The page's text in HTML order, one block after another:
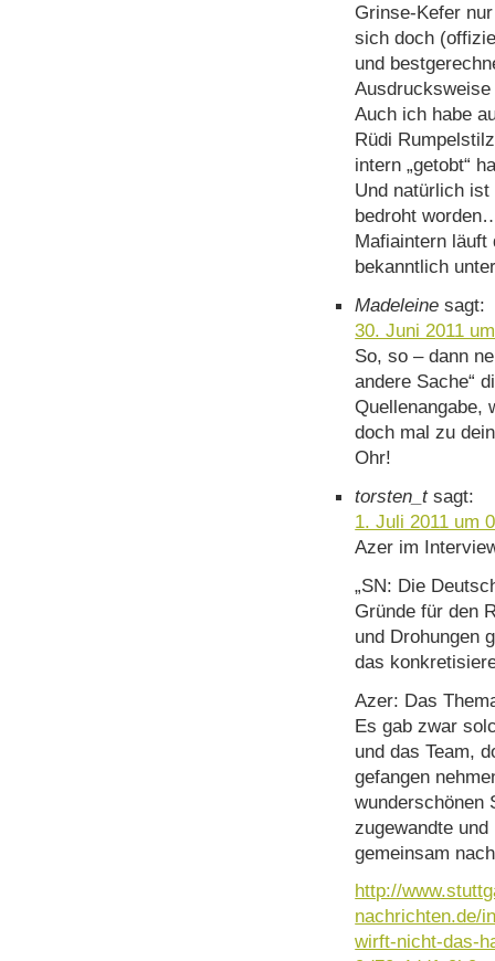
Grinse-Kefer
sich doch
und
Auch ich habe
Rüdi
intern „getobt“
Und natürlich ist
bedroht
Mafiaintern läuft
bekanntlich
Madeleine sagt:
30. Juni 2011
So, so – dann
andere Sache“
Quellenangabe,
doch mal zu
Ohr!
torsten_t sagt:
1. Juli 2011 um
Azer im
„SN: Die
Gründe für den
und Drohungen
das
Azer: Das
Es gab zwar
und das Team,
gefangen
wunderschönen
zugewandte
gemeinsam
http://
nachrichten.de/
wirft-nicht-das-